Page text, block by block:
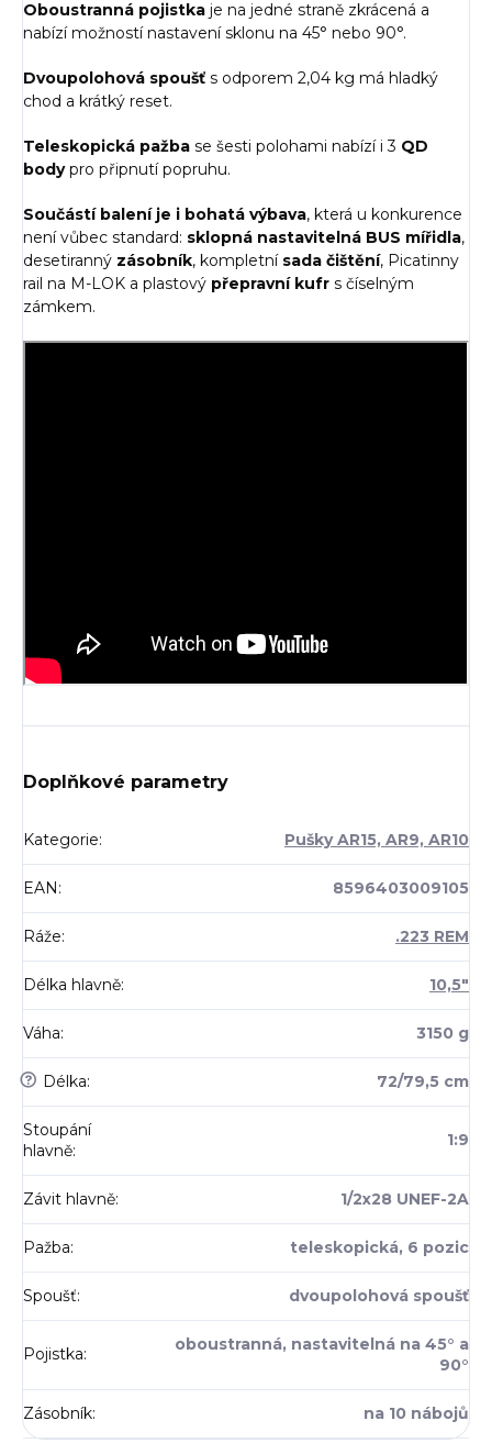
Oboustranná pojistka je na jedné straně zkrácená a
nabízí možností nastavení sklonu na 45° nebo 90°.
Dvoupolohová spoušť s odporem 2,04 kg má hladký
chod a krátký reset.
Teleskopická pažba se šesti polohami nabízí i 3 QD
bodypro připnutí popruhu.
Součástí balení je i bohatá výbava, která u konkurence
není vůbec standard: sklopná nastavitelná BUS mířidla,
desetiranný zásobník, kompletní sada čištění, Picatinny
rail na M-LOK a plastový přepravní kufr s číselným
zámkem.
Doplňkové parametry
Kategorie: Pušky AR15, AR9, AR10
EAN: 8596403009105
Ráže: .223 REM
Délka hlavně: 10,5"
Váha: 3150 g
? Délka: 72/79,5 cm
Stoupání
hlavně:
1:9
Závit hlavně: 1/2x28 UNEF-2A
Pažba: teleskopická, 6 pozic
Spoušť: dvoupolohová spoušť
Pojistka:
oboustranná, nastavitelná na 45° a
90°
Zásobník: na 10 nábojů